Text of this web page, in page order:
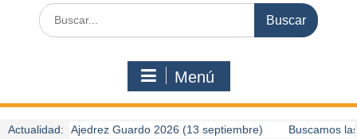
Buscar:
Menú
Actualidad:
II Torneo de Ajedrez Guardo 2026 (13 septiembre) Buscamos